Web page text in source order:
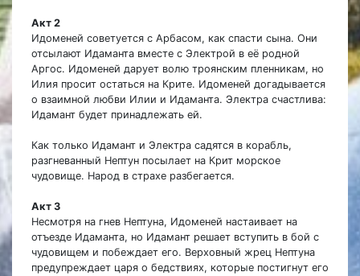
Акт 2
Идоменей советуется с Арбасом, как спасти сына. Они
отсылают Идаманта вместе с Электрой в её родной
Аргос. Идоменей дарует волю троянским пленникам, но
Илия просит остаться на Крите. Идоменей догадывается
о взаимной любви Илии и Идаманта. Электра счастлива:
Идамант будет принадлежать ей.
Как только Идамант и Электра садятся в корабль,
разгневанный Нептун посылает на Крит морское
чудовище. Народ в страхе разбегается.
Акт 3
Несмотря на гнев Нептуна, Идоменей настаивает на
отъезде Идаманта, но Идамант решает вступить в бой с
чудовищем и побеждает его. Верховный жрец Нептуна
предупреждает царя о бедствиях, которые постигнут его